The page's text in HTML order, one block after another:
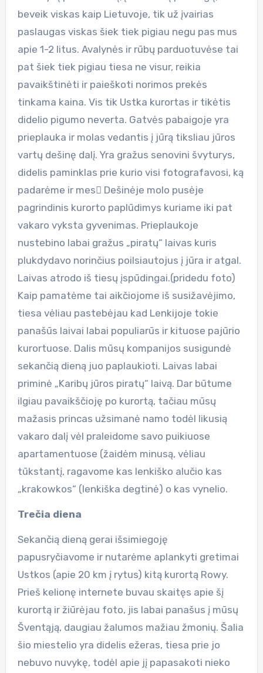
beveik viskas kaip Lietuvoje, tik už įvairias
paslaugas viskas šiek tiek pigiau negu pas mus
apie 1-2 litus. Avalynės ir rūbų parduotuvėse tai
pat šiek tiek pigiau tiesa ne visur, reikia
pavaikštinėti ir paieškoti norimos prekės
tinkama kaina. Vis tik Ustka kurortas ir tikėtis
didelio pigumo neverta. Gatvės pabaigoje yra
prieplauka ir molas vedantis į jūrą tiksliau jūros
vartų dešinę dalį. Yra gražus senovini švyturys,
didelis paminklas prie kurio visi fotografavosi, ką
padarėme ir mes Dešinėje molo pusėje
pagrindinis kurorto paplūdimys kuriame iki pat
vakaro vyksta gyvenimas. Prieplaukoje
nustebino labai gražus „piratų“ laivas kuris
plukdydavo norinčius poilsiautojus į jūra ir atgal.
Laivas atrodo iš tiesų įspūdingai.(pridedu foto)
Kaip pamatėme tai aikčiojome iš susižavėjimo,
tiesa vėliau pastebėjau kad Lenkijoje tokie
panašūs laivai labai populiarūs ir kituose pajūrio
kurortuose. Dalis mūsų kompanijos susigundė
sekančią dieną juo paplaukioti. Laivas labai
priminė „Karibų jūros piratų“ laivą. Dar būtume
ilgiau pavaikščioję po kurortą, tačiau mūsų
mažasis princas užsimanė namo todėl likusią
vakaro dalį vėl praleidome savo puikiuose
apartamentuose (žaidėm minusą, vėliau
tūkstantį, ragavome kas lenkiško alučio kas
„krakowkos“ (lenkiška degtinė) o kas vynelio.
Trečia diena
Sekančią dieną gerai išsimiegoję
papusryčiavome ir nutarėme aplankyti gretimai
Ustkos (apie 20 km į rytus) kitą kurortą Rowy.
Prieš kelionę internete buvau skaitęs apie šį
kurortą ir žiūrėjau foto, jis labai panašus į mūsų
Šventąją, daugiau žalumos mažiau žmonių. Šalia
šio miestelio yra didelis ežeras, tiesa prie jo
nebuvo nuvykę, todėl apie jį papasakoti nieko